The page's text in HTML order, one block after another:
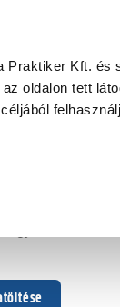
Praktiker Kft. és
oldalon tett